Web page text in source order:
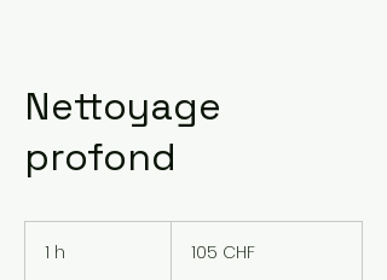
Nettoyage
profond
1 h
suisses
105 CHF